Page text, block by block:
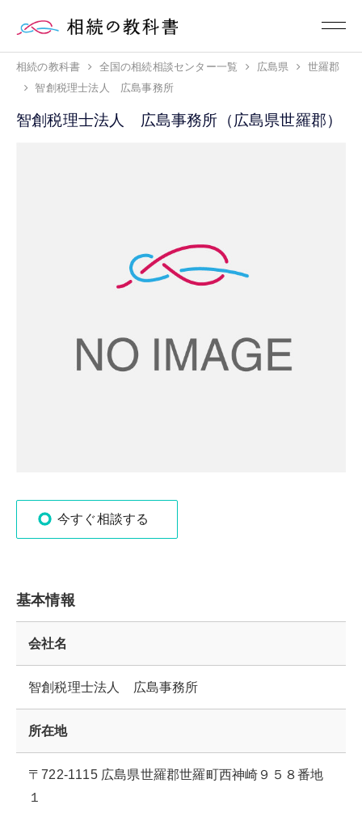
相続の教科書 全国の相続相談センター一覧 広島県
世羅郡
智創税理士法人 広島事務所
智創税理士法人 広島事務所（広島県世羅郡）
今すぐ相談する
基本情報
会社名
智創税理士法人 広島事務所
所在地
〒722-1115 広島県世羅郡世羅町西神崎９５８番地
１